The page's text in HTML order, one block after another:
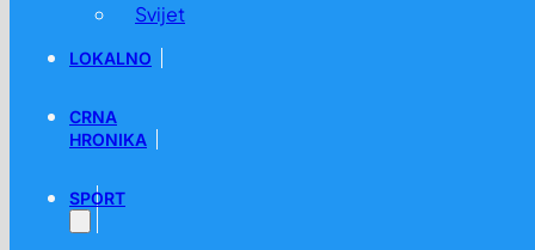
Svijet
LOKALNO
CRNA
HRONIKA
SPORT